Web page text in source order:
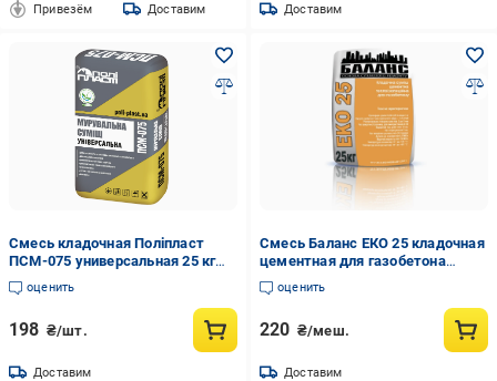
Привезём Доставим Доставим
Смесь кладочная Поліпласт
ПСМ-075 универсальная 25 кг
(PPUA54537)
оценить
198 ₴/шт.
Доставим
Смесь Баланс ЕКО 25 кладочная
цементная для газобетона
(23712741)
оценить
220 ₴/меш.
Доставим